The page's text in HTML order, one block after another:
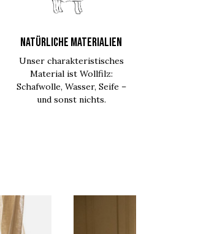
NATÜRLICHE MATERIALIEN
Unser charakteristisches
Material ist Wollfilz:
Schafwolle, Wasser, Seife –
und sonst nichts.